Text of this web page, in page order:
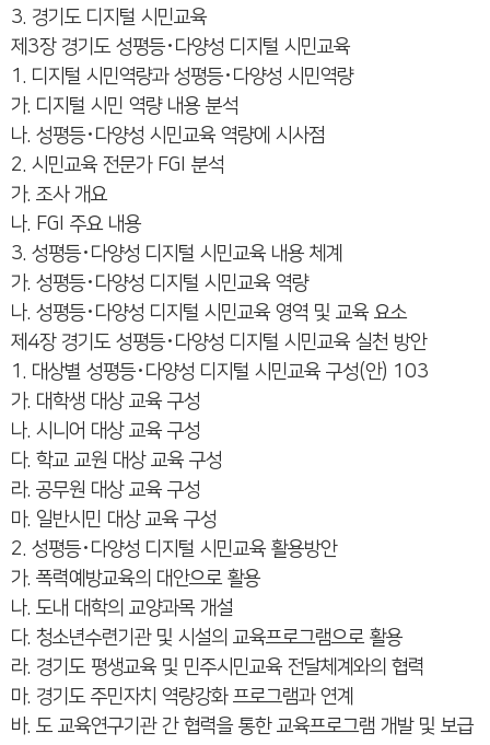
3. 경기도 디지털 시민교육
제3장 경기도 성평등･다양성 디지털 시민교육
1. 디지털 시민역량과 성평등･다양성 시민역량
가. 디지털 시민 역량 내용 분석
나. 성평등･다양성 시민교육 역량에 시사점
2. 시민교육 전문가 FGI 분석
가. 조사 개요
나. FGI 주요 내용
3. 성평등･다양성 디지털 시민교육 내용 체계
가. 성평등･다양성 디지털 시민교육 역량
나. 성평등･다양성 디지털 시민교육 영역 및 교육 요소
제4장 경기도 성평등･다양성 디지털 시민교육 실천 방안
1. 대상별 성평등･다양성 디지털 시민교육 구성(안) 103
가. 대학생 대상 교육 구성
나. 시니어 대상 교육 구성
다. 학교 교원 대상 교육 구성
라. 공무원 대상 교육 구성
마. 일반시민 대상 교육 구성
2. 성평등･다양성 디지털 시민교육 활용방안
가. 폭력예방교육의 대안으로 활용
나. 도내 대학의 교양과목 개설
다. 청소년수련기관 및 시설의 교육프로그램으로 활용
라. 경기도 평생교육 및 민주시민교육 전달체계와의 협력
마. 경기도 주민자치 역량강화 프로그램과 연계
바. 도 교육연구기관 간 협력을 통한 교육프로그램 개발 및 보급